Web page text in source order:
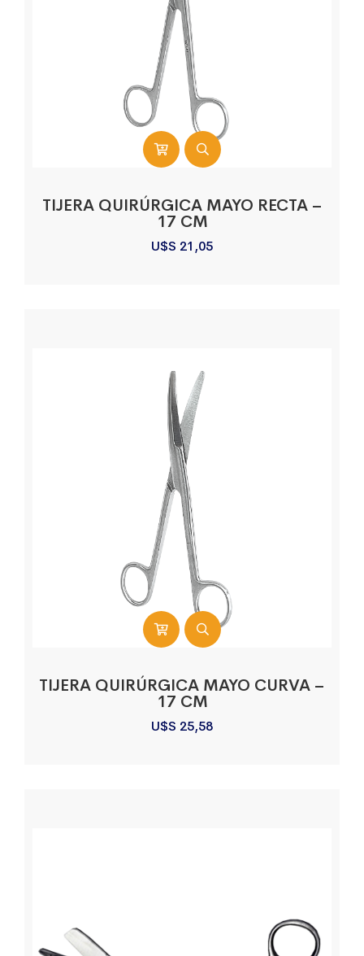
TIJERA QUIRÚRGICA MAYO RECTA –
17 CM
U$S 21,05
TIJERA QUIRÚRGICA MAYO CURVA –
17 CM
U$S 25,58